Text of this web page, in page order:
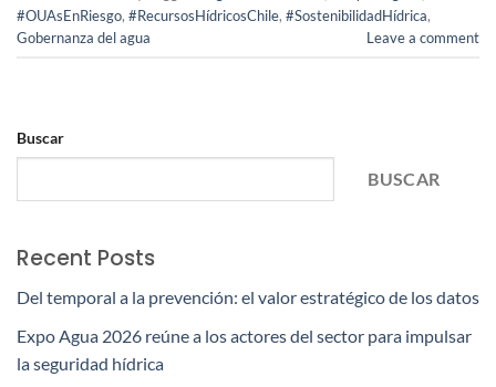
#OUAsEnRiesgo, #RecursosHídricosChile, #SostenibilidadHídrica,
Gobernanza del agua
Leave a comment
Buscar
BUSCAR
Recent Posts
Del temporal a la prevención: el valor estratégico de los datos
Expo Agua 2026 reúne a los actores del sector para impulsar
la seguridad hídrica